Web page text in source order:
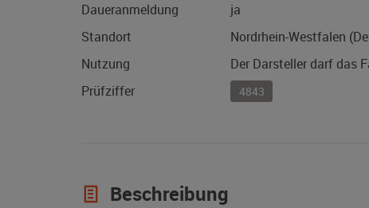
Daueranmeldung
ja
Standort
Nordrhein-Westfalen
Nutzung
Der Darsteller darf das
Prüfziffer
4843
Beschreibung